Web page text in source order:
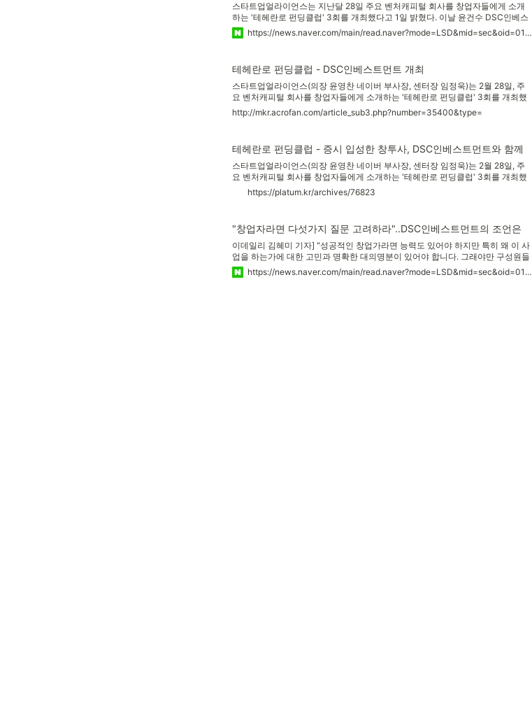
스타트업얼라이언스는 지난달 28일 주요 벤처캐피털 회사를 창업자들에게 소개
하는 '테헤란로 펀딩클럽' 3회를 개최했다고 1일 밝혔다. 이날 윤건수 DSC인베스
트먼트 대표는 연사로 나서 DSC인베스트먼트의 비전과 투자론, 스타트업을 대상
으로 한 비즈니스 조언 등을 공유했다. 지난 2012년 설립된 DSC인베스트먼트는
https://news.naver.com/main/read.naver?mode=LSD&mid=sec&oid=014&aid=0003783384&sid1=001
테헤란로 펀딩클럽 - DSC인베스트먼트 개최
스타트업얼라이언스(의장 윤영찬 네이버 부사장, 센터장 임정욱)는 2월 28일, 주
요 벤처캐피털 회사를 창업자들에게 소개하는 '테헤란로 펀딩클럽' 3회를 개최했
다. 이날은 윤건수 DSC인베스트먼트 대표가 연사로 나서 DSC인베스트먼트의 비
전과 투자론, 스타트업을 대상으로 한 비즈니스 조언 등을 공유했다.16년간 벤처캐
http://mkr.acrofan.com/article_sub3.php?number=35400&type=
테헤란로 펀딩클럽 - 증시 입성한 창투사, DSC인베스트먼트와 함께
스타트업얼라이언스(의장 윤영찬 네이버 부사장, 센터장 임정욱)는 2월 28일, 주
요 벤처캐피털 회사를 창업자들에게 소개하는 '테헤란로 펀딩클럽' 3회를 개최했
다. 이날은 윤건수 DSC인베스트먼트 대표가 연사로 나서 DSC인베스트먼트의 비
전과 투자론, 스타트업을 대상으로 한 비즈니스 조언 등을 공유했다. 16년간 벤처
https://platum.kr/archives/76823
"창업자라면 다섯가지 질문 고려하라"..DSC인베스트먼트의 조언은
이데일리 김혜미 기자] "성공적인 창업가라면 능력도 있어야 하지만 특히 왜 이 사
업을 하는가에 대한 고민과 명확한 대의명분이 있어야 합니다. 그래야만 구성원들
이 다 같이 비전을 공유하면서 앞으로 나갈 수 있습니다." 벤처캐피털로는 드물게
코스닥 시장에 상장, 화제를 모은 DSC인베스트먼트의 윤건수 대표가 지난 2월28
https://news.naver.com/main/read.naver?mode=LSD&mid=sec&oid=018&aid=0003761504&sid1=001